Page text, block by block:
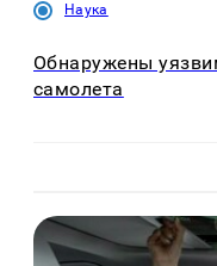
Наука
Обнаружены
самолета